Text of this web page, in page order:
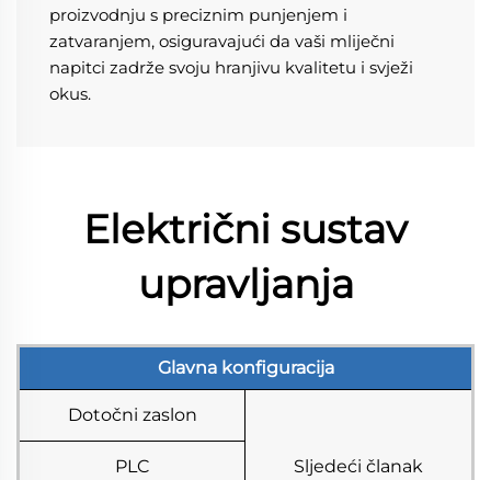
proizvodnju s preciznim punjenjem i
zatvaranjem, osiguravajući da vaši mliječni
napitci zadrže svoju hranjivu kvalitetu i svježi
okus.
Električni sustav
upravljanja
Glavna konfiguracija
Dotočni zaslon
Sljedeći članak
PLC